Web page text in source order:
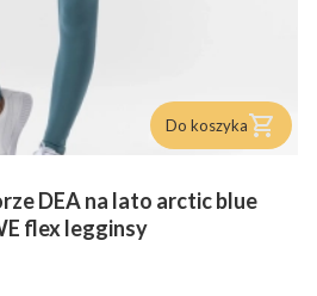
Do koszyka
silikon pełny lej NOWE flex legginsy